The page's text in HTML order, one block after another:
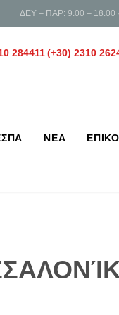
ΔΕΥ – ΠΑΡ: 9.00 – 18.00
284411(+30) 2310
ΝΕΑ